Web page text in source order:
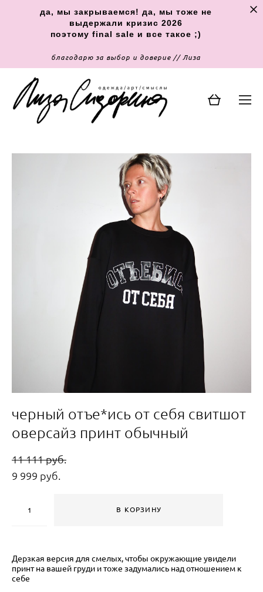
да, мы закрываемся! да, мы тоже не
выдержали кризис 2026
поэтому final sale и все такое ;)
благодарю за выбор и доверие // Лиза
черный отъе*ись от себя свитшот
оверсайз принт обычный
11 111 pуб.
9 999 pуб.
В КОРЗИНУ
Дерзкая версия для смелых, чтобы окружающие увидели
принт на вашей груди и тоже задумались над отношением к
себе